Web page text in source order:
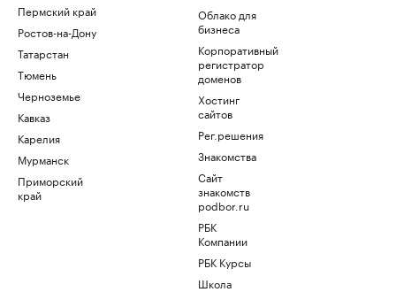
Пермский край
Ростов-на-Дону
Татарстан
Тюмень
Черноземье
Кавказ
Карелия
Мурманск
Приморский
край
Облако для
бизнеса
Корпоративный
регистратор
доменов
Хостинг
сайтов
Рег.решения
Знакомства
Сайт
знакомств
podbor.ru
РБК
Компании
РБК Курсы
Школа